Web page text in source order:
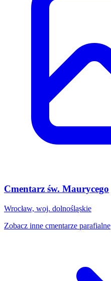
Cmentarz św. Maurycego
Wrocław, woj. dolnośląskie
Zobacz inne cmentarze parafialne